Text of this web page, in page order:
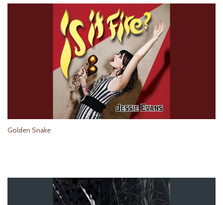
Golden Snake